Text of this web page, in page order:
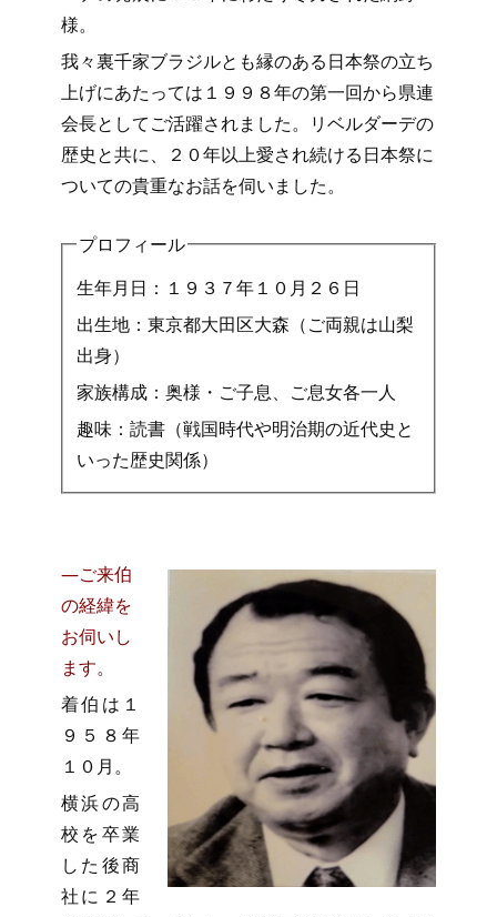
様。
我々裏千家ブラジルとも縁のある日本祭の立ち
上げにあたっては１９９８年の第一回から県連
会長としてご活躍されました。リベルダーデの
歴史と共に、２０年以上愛され続ける日本祭に
ついての貴重なお話を伺いました。
プロフィール
生年月日：１９３７年１０月２６日
出生地：東京都大田区大森（ご両親は山梨
出身）
家族構成：奥様・ご子息、ご息女各一人
趣味：読書（戦国時代や明治期の近代史と
いった歴史関係）
―ご来伯
の経緯を
お伺いし
ます。
着伯は１
９５８年
１０月。
横浜の高
校を卒業
した後商
社に２年